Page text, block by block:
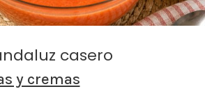
casero
y cremas